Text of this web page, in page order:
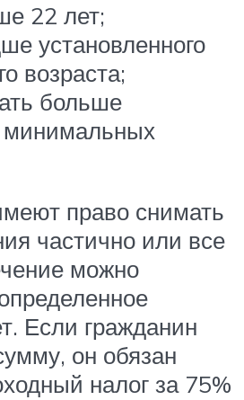
22 лет;
установленного
возраста;
больше
минимальных
право снимать
частично или все
можно
Если гражданин
он обязан
налог за 75%